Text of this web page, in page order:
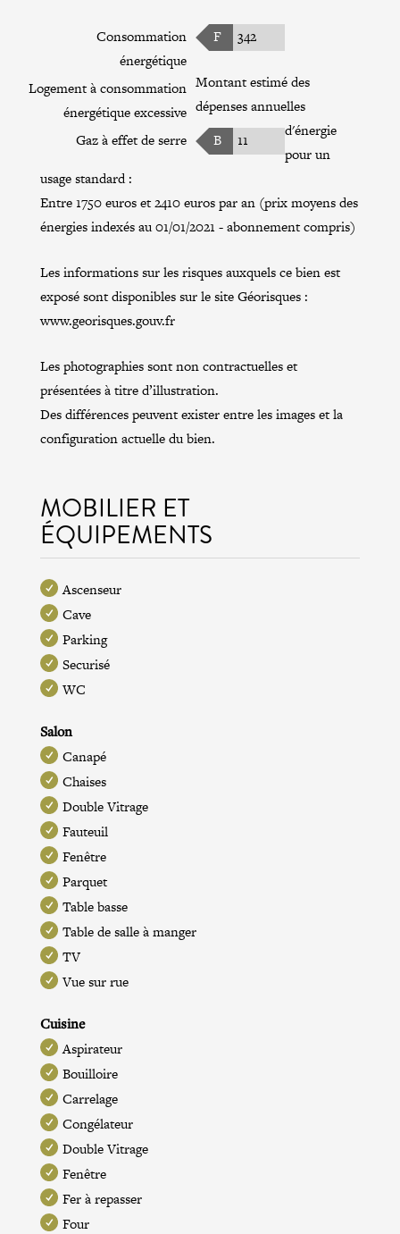
Consommation
énergétique
F 342
Logement à consommation
énergétique excessive
Gaz à effet de serre
B 11
Montant estimé des
dépenses annuelles
d'énergie
pour un
usage standard :
Entre 1750 euros et 2410 euros par an (prix moyens des
énergies indexés au 01/01/2021 - abonnement compris)
Les informations sur les risques auxquels ce bien est
exposé sont disponibles sur le site Géorisques :
www.georisques.gouv.fr
Les photographies sont non contractuelles et
présentées à titre d’illustration.
Des différences peuvent exister entre les images et la
configuration actuelle du bien.
MOBILIER ET
ÉQUIPEMENTS
Ascenseur
Cave
Parking
Securisé
WC
Salon
Canapé
Chaises
Double Vitrage
Fauteuil
Fenêtre
Parquet
Table basse
Table de salle à manger
TV
Vue sur rue
Cuisine
Aspirateur
Bouilloire
Carrelage
Congélateur
Double Vitrage
Fenêtre
Fer à repasser
Four